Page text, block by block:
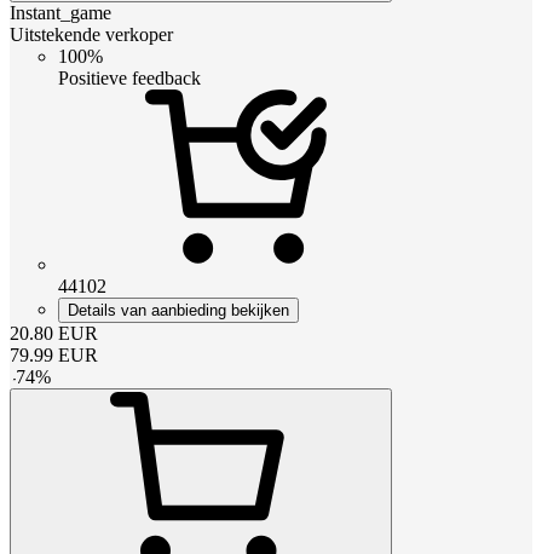
Instant_game
Uitstekende verkoper
100%
Positieve feedback
44102
Details van aanbieding bekijken
20.80 EUR
79.99 EUR
-74%